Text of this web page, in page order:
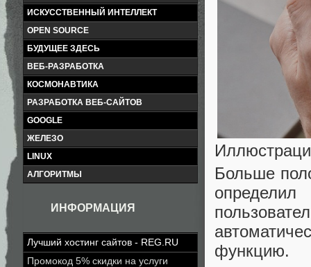
ИСКУССТВЕННЫЙ ИНТЕЛЛЕКТ
OPEN SOURCE
БУДУЩЕЕ ЗДЕСЬ
ВЕБ-РАЗРАБОТКА
КОСМОНАВТИКА
РАЗРАБОТКА ВЕБ-САЙТОВ
GOOGLE
ЖЕЛЕЗО
LINUX
АЛГОРИТМЫ
ИНФОРМАЦИЯ
Лучший хостинг сайтов - REG.RU
Промокод 5% скидки на услуги
Больше
функцию.